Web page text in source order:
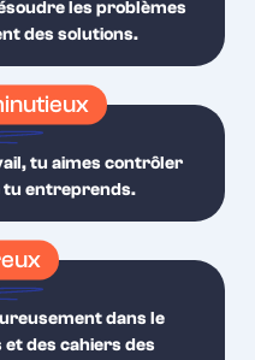
les problèmes
des solutions.
tu aimes contrôler
tu entreprends.
dans le
des cahiers des